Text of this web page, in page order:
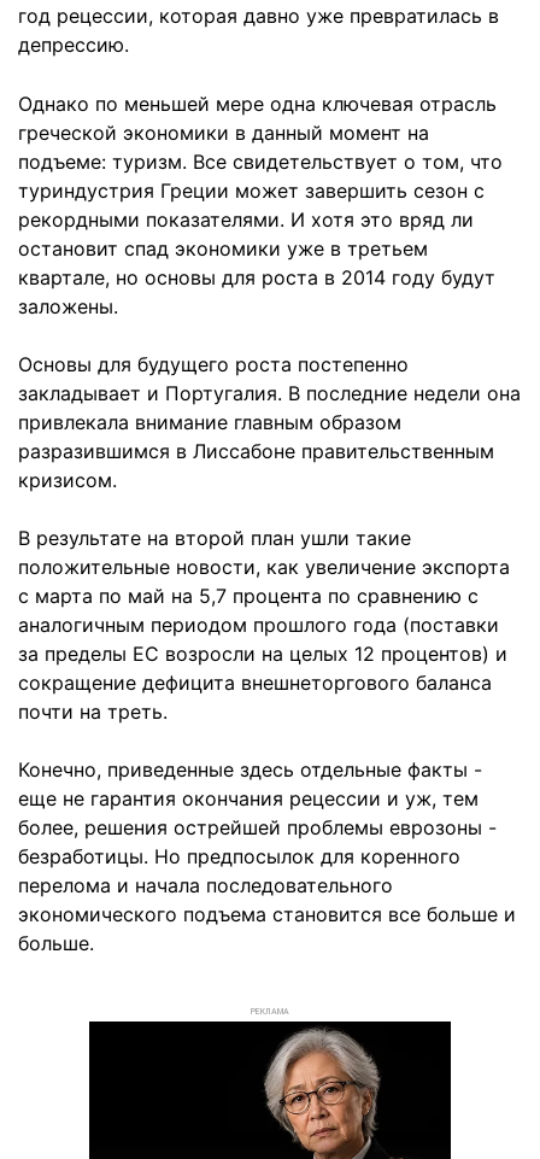
год рецессии, которая давно уже превратилась в
депрессию.
Однако по меньшей мере одна ключевая отрасль
греческой экономики в данный момент на
подъеме: туризм. Все свидетельствует о том, что
туриндустрия Греции может завершить сезон с
рекордными показателями. И хотя это вряд ли
остановит спад экономики уже в третьем
квартале, но основы для роста в 2014 году будут
заложены.
Основы для будущего роста постепенно
закладывает и Португалия. В последние недели она
привлекала внимание главным образом
разразившимся в Лиссабоне правительственным
кризисом.
В результате на второй план ушли такие
положительные новости, как увеличение экспорта
с марта по май на 5,7 процента по сравнению с
аналогичным периодом прошлого года (поставки
за пределы ЕС возросли на целых 12 процентов) и
сокращение дефицита внешнеторгового баланса
почти на треть.
Конечно, приведенные здесь отдельные факты -
еще не гарантия окончания рецессии и уж, тем
более, решения острейшей проблемы еврозоны -
безработицы. Но предпосылок для коренного
перелома и начала последовательного
экономического подъема становится все больше и
больше.
РЕКЛАМА